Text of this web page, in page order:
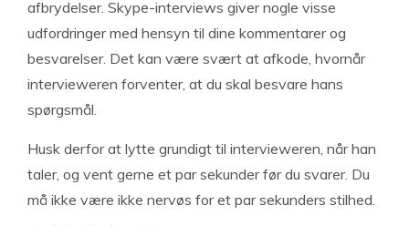
afbrydelser. Skype-interviews giver nogle visse
udfordringer med hensyn til dine kommentarer og
besvarelser. Det kan være svært at afkode, hvornår
intervieweren forventer, at du skal besvare hans
spørgsmål.
Husk derfor at lytte grundigt til intervieweren, når han
taler, og vent gerne et par sekunder før du svarer. Du
må ikke være ikke nervøs for et par sekunders stilhed.